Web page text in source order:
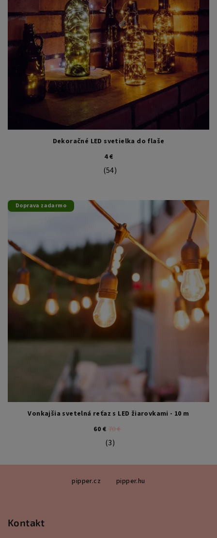
Dekoračné LED svetielka do flaše
4 €
Priemerné hodnotenie produktu
(54)
Doprava zadarmo
Vonkajšia svetelná reťaz s LED žiarovkami - 10 m
60 € 70 €
Priemerné hodnotenie produktu
(3)
pipper.cz pipper.hu
Kontakt